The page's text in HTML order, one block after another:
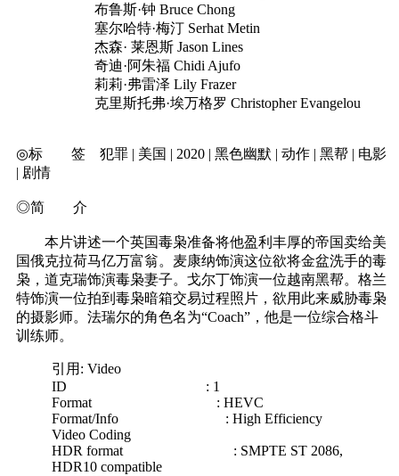
布鲁斯·钟 Bruce Chong
塞尔哈特·梅汀 Serhat Metin
杰森· 莱恩斯 Jason Lines
奇迪·阿朱福 Chidi Ajufo
莉莉·弗雷泽 Lily Frazer
克里斯托弗·埃万格罗 Christopher Evangelou
◎标 签 犯罪 | 美国 | 2020 | 黑色幽默 | 动作 | 黑帮 | 电影
| 剧情
◎简 介
本片讲述一个英国毒枭准备将他盈利丰厚的帝国卖给美
国俄克拉荷马亿万富翁。麦康纳饰演这位欲将金盆洗手的毒
枭，道克瑞饰演毒枭妻子。戈尔丁饰演一位越南黑帮。格兰
特饰演一位拍到毒枭暗箱交易过程照片，欲用此来威胁毒枭
的摄影师。法瑞尔的角色名为“Coach”，他是一位综合格斗
训练师。
引用: Video
ID : 1
Format : HEVC
Format/Info : High Efficiency
Video Coding
HDR format : SMPTE ST 2086,
HDR10 compatible